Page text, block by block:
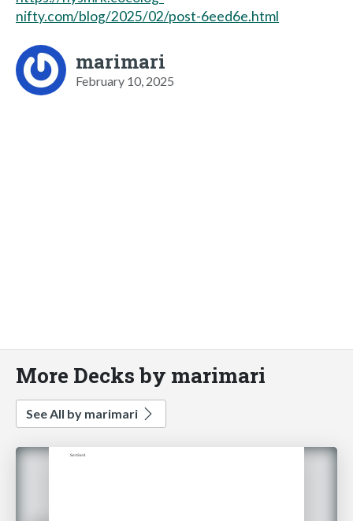
nifty.com/blog/2025/02/post-6eed6e.html
marimari
February 10, 2025
More Decks by marimari
See All by marimari